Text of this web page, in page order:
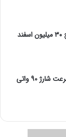
معرفی بهترین گوشی ها در رنج ۳۰ میلیون اسفند
گوشی Redmi Note 14 Pro سرعت شارژ 90 واتی